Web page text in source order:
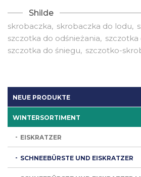
NEUE PRODUKTE
WINTERSORTIMENT
EISKRATZER
SCHNEEBÜRSTE UND EISKRATZER
Shilde
skrobaczka
skrobaczka do lodu
szczotka do odśnieżania
szczotka do śniegu
szczotko-